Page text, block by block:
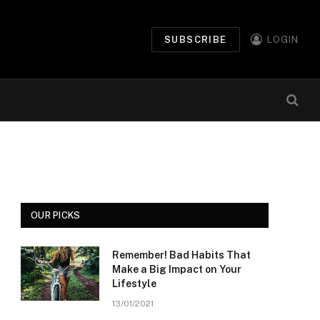
SUBSCRIBE LOGIN
OUR PICKS
Remember! Bad Habits That
Make a Big Impact on Your
Lifestyle
13/01/2021